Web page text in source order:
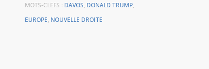
MOTS-CLEFS : DAVOS, DONALD TRUMP,
EUROPE, NOUVELLE DROITE